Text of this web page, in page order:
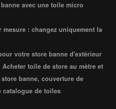
avec une toile micro
: changez uniquement la
votre store banne d'extérieur
toile de store au mètre et
banne, couverture de
catalogue de toiles